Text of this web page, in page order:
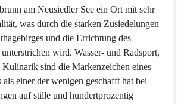
am Neusiedler See ein Ort mit sehr
was durch die starken Zusiedelungen
und die Errichtung des
wird. Wasser- und Radsport,
sind die Markenzeichen eines
als einer der wenigen geschafft hat bei
auf stille und hundertprozentig